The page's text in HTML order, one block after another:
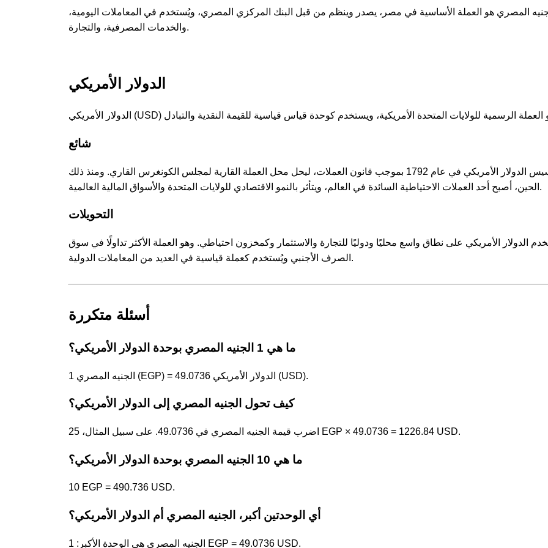
المصري هو العملة الأساسية في مصر، يصدر وينظم من قبل البنك المركزي المصري، ويُستخدم في المعاملات اليومية،
والخدمات المصرفية، والتجارة.
الدولار الأمريكي
شائع
تم تأسيس الدولار الأمريكي في عام 1792 بموجب قانون العملات، ليحل محل العملة القارية لمجلس الكونغرس القاري. ومنذ ذلك
الحين، أصبح أحد العملات الاحتياطية السائدة في العالم، ويتأثر بالنمو الاقتصادي للولايات المتحدة والأسواق المالية العالمية.
التحويلات
الدولار الأمريكي على نطاق واسع محليًا ودوليًا للتجارة والاستثمار وكمخزون احتياطي. وهو العملة الأكثر تداولًا في سوق
الصرف الأجنبي ويُستخدم كعملة قياسية في العديد من المعاملات الدولية.
أسئلة متكررة
ما هي 1 الجنيه المصري بوحدة الدولار الأمريكي؟
1 الجنيه المصري (EGP) = 49.0736 الدولار الأمريكي (USD).
كيف تحول الجنيه المصري إلى الدولار الأمريكي؟
اضرب قيمة الجنيه المصري في 49.0736. على سبيل المثال، 25 EGP × 49.0736 = 1226.84 USD.
ما هي 10 الجنيه المصري بوحدة الدولار الأمريكي؟
10 EGP = 490.736 USD.
أي الوحدتين أكبر، الجنيه المصري أم الدولار الأمريكي؟
الجنيه المصري هي الوحدة الأكبر: 1 EGP = 49.0736 USD.